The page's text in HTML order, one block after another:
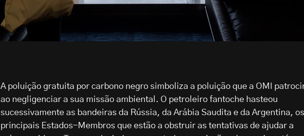
A poluição gratuita por carbono negro simboliza a poluição que a OMI
ao negligenciar a sua missão ambiental. O petroleiro fantoche hasteou
sucessivamente as bandeiras da Rússia, da Arábia Saudita e da Argentina, os
principais Estados-Membros que estão a obstruir as tentativas de ajudar a